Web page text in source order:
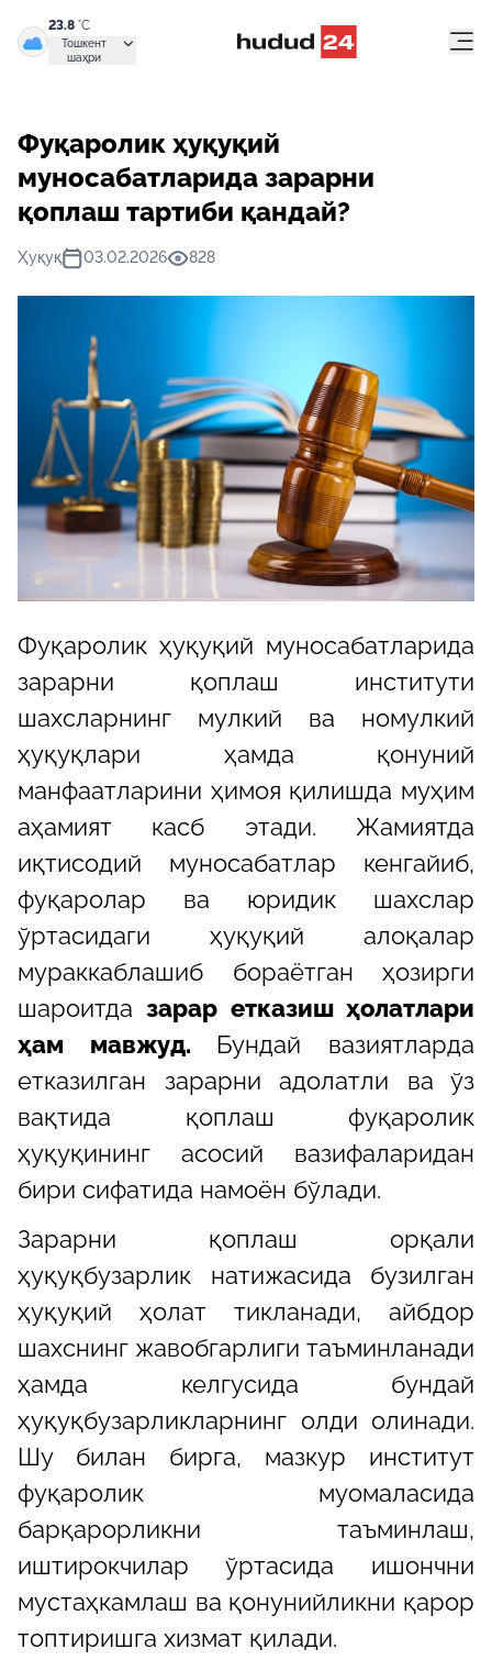
23.8 °C
Тошкент
шаҳри
Фуқаролик ҳуқуқий
муносабатларида зарарни
қоплаш тартиби қандай?
Ҳуқуқ 03.02.2026 828
Фуқаролик ҳуқуқий муносабатларида
зарарни қоплаш институти
шахсларнинг мулкий ва номулкий
ҳуқуқлари ҳамда қонуний
манфаатларини ҳимоя қилишда муҳим
аҳамият касб этади. Жамиятда
иқтисодий муносабатлар кенгайиб,
фуқаролар ва юридик шахслар
ўртасидаги ҳуқуқий алоқалар
мураккаблашиб бораётган ҳозирги
шароитдазарар етказиш ҳолатлари
ҳам мавжуд. Бундай вазиятларда
етказилган зарарни адолатли ва ўз
вақтида қоплаш фуқаролик
ҳуқуқининг асосий вазифаларидан
бири сифатида намоён бўлади.
Зарарни қоплаш орқали
ҳуқуқбузарлик натижасида бузилган
ҳуқуқий ҳолат тикланади, айбдор
шахснинг жавобгарлиги таъминланади
ҳамда келгусида бундай
ҳуқуқбузарликларнинг олди олинади.
Шу билан бирга, мазкур институт
фуқаролик муомаласида
барқарорликни таъминлаш,
иштирокчилар ўртасида ишончни
мустаҳкамлаш ва қонунийликни қарор
топтиришга хизмат қилади.